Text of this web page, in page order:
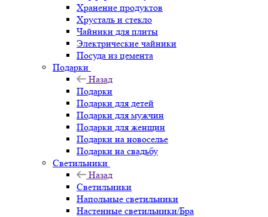
Хранение продуктов
Хрусталь и стекло
Чайники для плиты
Электрические чайники
Посуда из цемента
Подарки
Назад
Подарки
Подарки для детей
Подарки для мужчин
Подарки для женщин
Подарки на новоселье
Подарки на свадьбу
Светильники
Назад
Светильники
Напольные светильники
Настенные светильники/Бра